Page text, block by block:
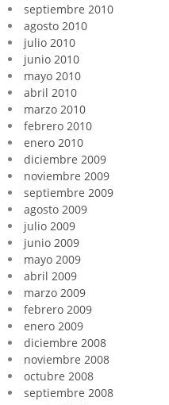
septiembre 2010
agosto 2010
julio 2010
junio 2010
mayo 2010
abril 2010
marzo 2010
febrero 2010
enero 2010
diciembre 2009
noviembre 2009
septiembre 2009
agosto 2009
julio 2009
junio 2009
mayo 2009
abril 2009
marzo 2009
febrero 2009
enero 2009
diciembre 2008
noviembre 2008
octubre 2008
septiembre 2008